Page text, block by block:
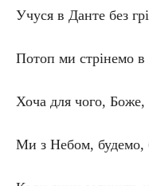
Учуся в Данте без
Потоп ми стрінемо в
Хоча для чого, Боже,
Ми з Небом, будемо,